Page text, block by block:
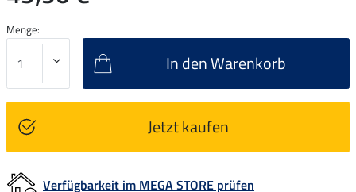
Menge:
In den Warenkorb
Jetzt kaufen
Verfügbarkeit im MEGA STORE prüfen